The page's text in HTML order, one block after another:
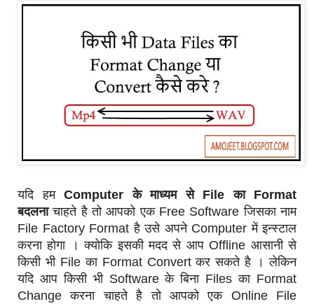
यदि हम Computer के माध्यम से File का Format
बदलनाचाहते है तो आपको एक Free Software जिसका नाम
File Factory Format है उसे अपने Computer में इन्स्टाल
करना होगा । क्योकि इसकी मदद से आप Offline आसानी से
किसी भी File का Format Convert कर सकते है । लेकिन
यदि आप किसी भी Software के बिना Files का Format
Change करना चाहते है तो आपको एक Online File